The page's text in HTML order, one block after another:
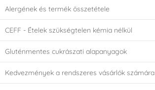
Alergének és termék összetétele
CEFF - Ételek szükségtelen kémia nélkül
Gluténmentes cukrászati alapanyagok
Kedvezmények a rendszeres vásárlók számára